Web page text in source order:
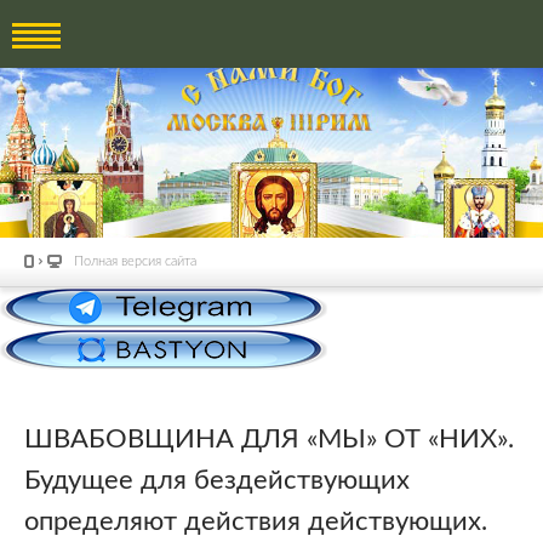
Полная версия сайта
ШВАБОВЩИНА ДЛЯ «МЫ» ОТ «НИХ».
Будущее для бездействующих
определяют действия действующих.